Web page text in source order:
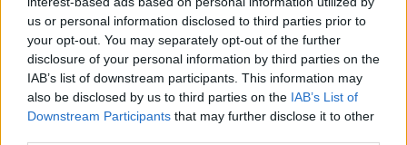
us or personal information disclosed to third parties prior to
your opt-out. You may separately opt-out of the further
disclosure of your personal information by third parties on the
IAB’s list of downstream participants. This information may
also be disclosed by us to third parties on the IAB’s List of
Downstream Participants that may further disclose it to other
TELEFONOK GYORSLISTA
Márka :
Tipus :